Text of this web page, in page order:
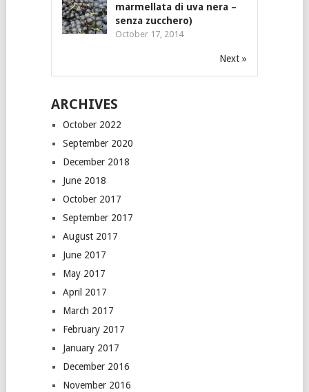
marmellata di uva nera –
senza zucchero)
October 17, 2014
Next »
ARCHIVES
October 2022
September 2020
December 2018
June 2018
October 2017
September 2017
August 2017
June 2017
May 2017
April 2017
March 2017
February 2017
January 2017
December 2016
November 2016